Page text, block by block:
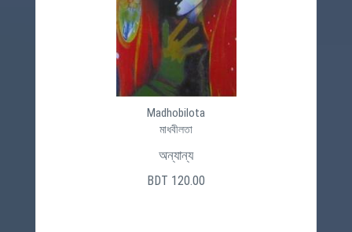
Madhobilota
মাধবীলতা
অন্যান্য
BDT 120.00